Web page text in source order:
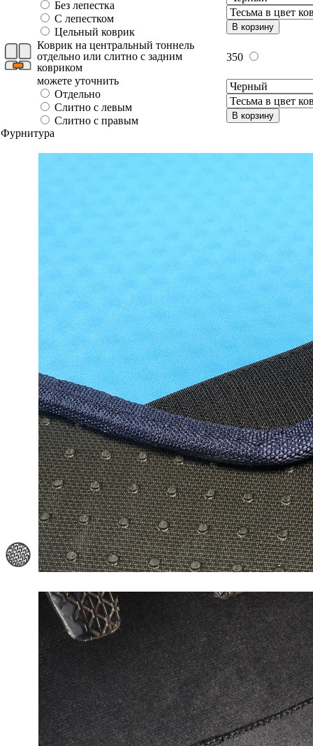
Без лепестка
С лепестком
Цельный коврик
В корзину
Коврик на центральный тоннель
отдельно или слитно с задним
ковриком
350
можете уточнить
Отдельно
Слитно с левым
Слитно с правым
В корзину
Фурнитура